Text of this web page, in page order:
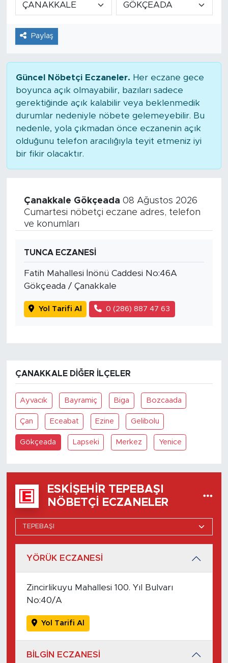
Paylaş
Güncel Nöbetçi Eczaneler. Her eczane gece
boyunca açık olmayabilir, bazıları sadece
gerektiğinde açık kalabilir veya beklenmedik
durumlar nedeniyle nöbete gelemeyebilir. Bu
nedenle, yola çıkmadan önce eczanenin açık
olduğunu telefon aracılığıyla teyit etmeniz iyi
bir fikir olacaktır.
Çanakkale Gökçeada 08 Ağustos 2026
Cumartesi nöbetçi eczane adres, telefon
ve konumları
TUNCA ECZANESİ
Fatih Mahallesi İnönü Caddesi No:46A
Gökçeada / Çanakkale
Yol Tarifi Al 0 (286) 887 47 63
ÇANAKKALE DIĞER İLÇELER
Ayvacık Bayramiç Biga Bozcaada
Çan Eceabat Ezine Gelibolu
Gökçeada Lapseki Merkez Yenice
ESKIŞEHIR TEPEBAŞI
NÖBETÇI ECZANELER
YÖRÜK ECZANESİ
Zincirlikuyu Mahallesi 100. Yıl Bulvarı
No:40/A
Yol Tarifi Al
BİLGİN ECZANESİ
Tarihçe
Resmi İlanlar
Foto Şaka
Politika